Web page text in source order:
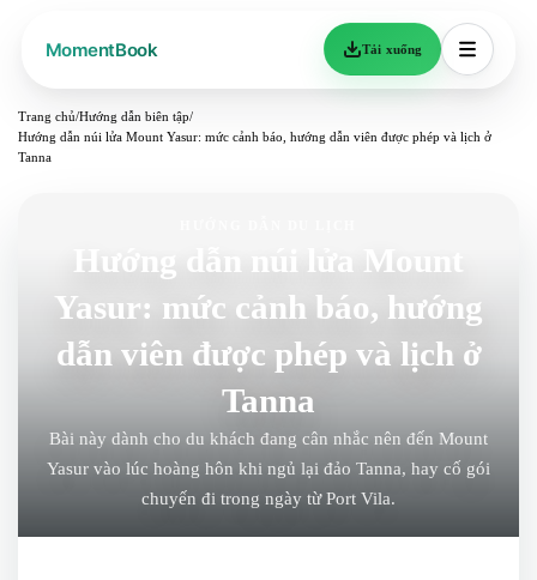
Tải xuống
Trang chủ/Hướng dẫn biên tập/
Hướng dẫn núi lửa Mount Yasur: mức cảnh báo, hướng dẫn viên được phép và lịch ở
Tanna
Hướng dẫn núi lửa Mount
Yasur: mức cảnh báo, hướng
dẫn viên được phép và lịch ở
Tanna
Bài này dành cho du khách đang cân nhắc nên đến Mount
Yasur vào lúc hoàng hôn khi ngủ lại đảo Tanna, hay cố gói
chuyến đi trong ngày từ Port Vila.